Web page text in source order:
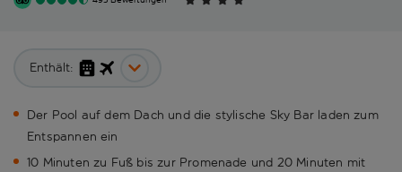
Enthält:
Der Pool auf dem Dach und die stylische Sky Bar laden zum
Entspannen ein
10 Minuten zu Fuß bis zur Promenade und 20 Minuten mit